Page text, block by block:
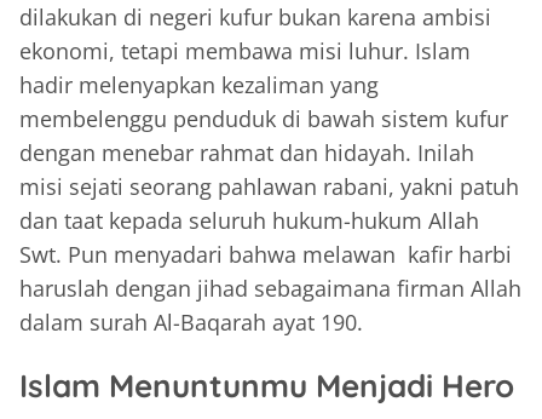
dilakukan di negeri kufur bukan karena ambisi
ekonomi, tetapi membawa misi luhur. Islam
hadir melenyapkan kezaliman yang
membelenggu penduduk di bawah sistem kufur
dengan menebar rahmat dan hidayah. Inilah
misi sejati seorang pahlawan rabani, yakni patuh
dan taat kepada seluruh hukum-hukum Allah
Swt. Pun menyadari bahwa melawan kafir harbi
haruslah dengan jihad sebagaimana firman Allah
dalam surah Al-Baqarah ayat 190.
Islam Menuntunmu Menjadi Hero